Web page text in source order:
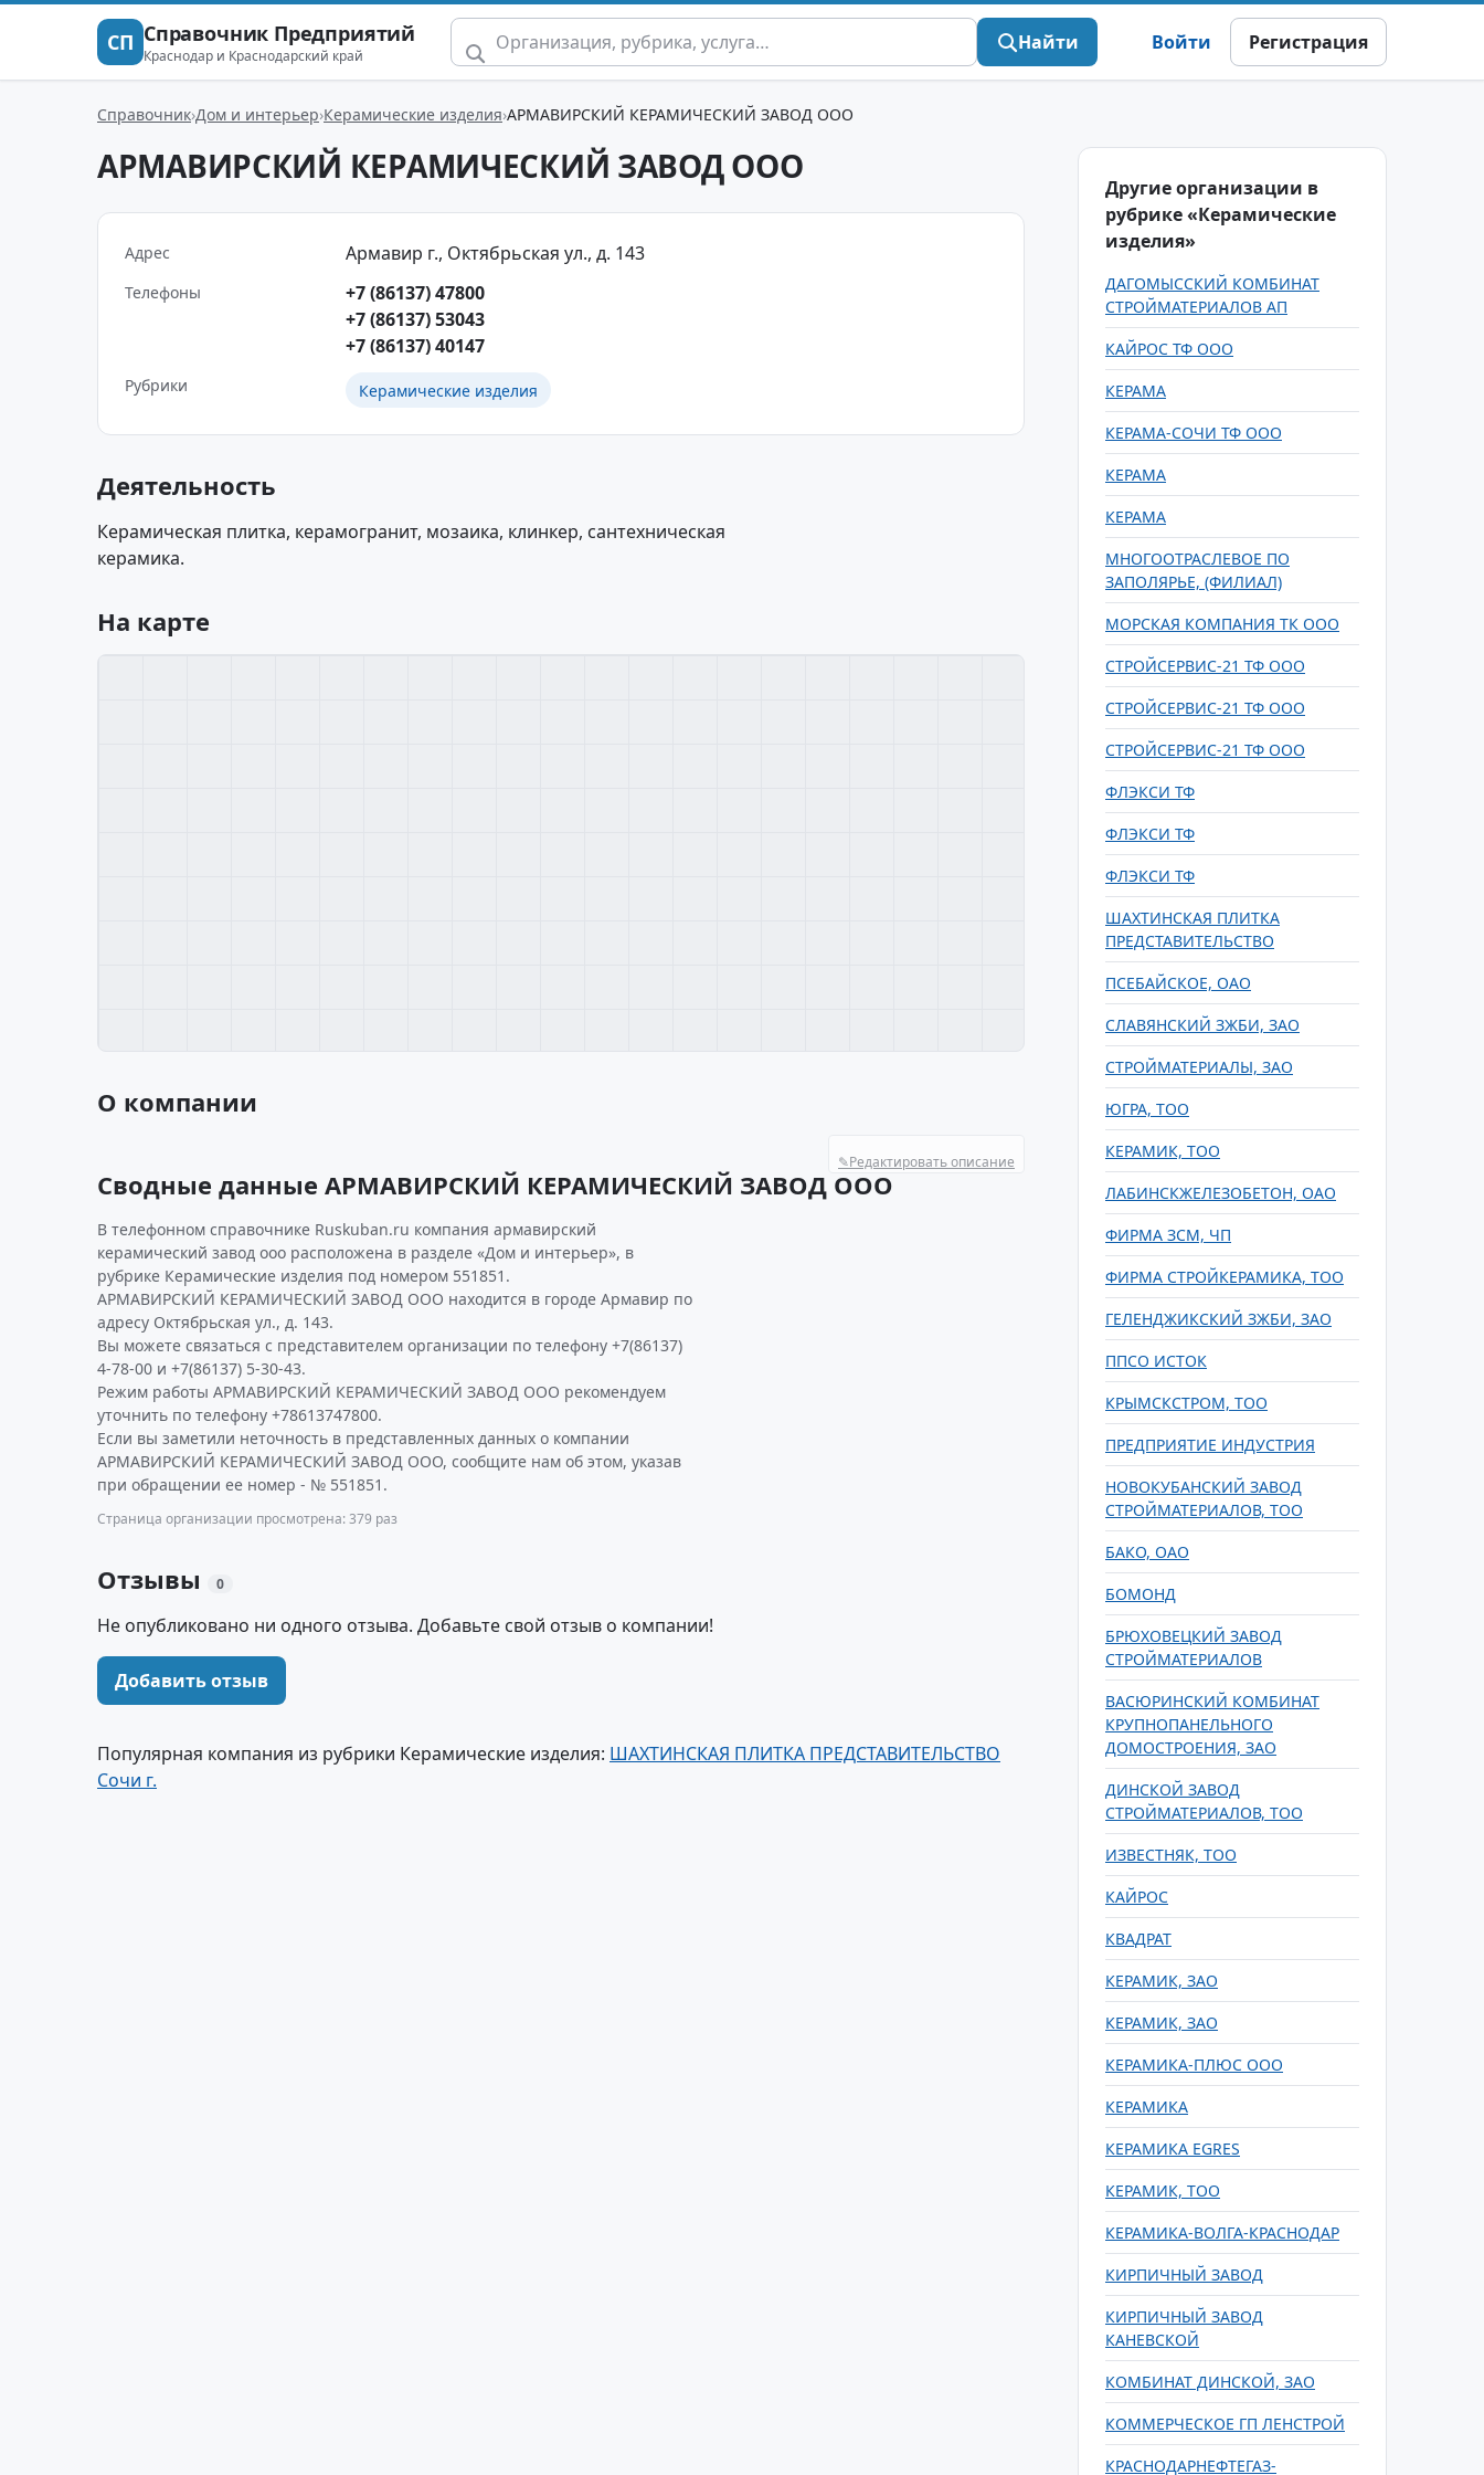
СП Справочник Предприятий
Краснодар и Краснодарский край
Найти Войти Регистрация
Справочник Дом и интерьер Керамические изделия АРМАВИРСКИЙ КЕРАМИЧЕСКИЙ ЗАВОД ООО
АРМАВИРСКИЙ КЕРАМИЧЕСКИЙ ЗАВОД ООО
Адрес Армавир г., Октябрьская ул., д. 143
Телефоны
+7 (86137) 47800
+7 (86137) 53043
+7 (86137) 40147
Рубрики Керамические изделия
Деятельность
Керамическая плитка, керамогранит, мозаика, клинкер, сантехническая
керамика.
На карте
О компании
✎Редактировать описание
Сводные данные АРМАВИРСКИЙ КЕРАМИЧЕСКИЙ ЗАВОД ООО
В телефонном справочнике Ruskuban.ru компания армавирский
керамический завод ооо расположена в разделе «Дом и интерьер», в
рубрике Керамические изделия под номером 551851.
АРМАВИРСКИЙ КЕРАМИЧЕСКИЙ ЗАВОД ООО находится в городе Армавир по
адресу Октябрьская ул., д. 143.
Вы можете связаться с представителем организации по телефону +7(86137)
4-78-00 и +7(86137) 5-30-43.
Режим работы АРМАВИРСКИЙ КЕРАМИЧЕСКИЙ ЗАВОД ООО рекомендуем
уточнить по телефону +78613747800.
Если вы заметили неточность в представленных данных о компании
АРМАВИРСКИЙ КЕРАМИЧЕСКИЙ ЗАВОД ООО, сообщите нам об этом, указав
при обращении ее номер - № 551851.
Страница организации просмотрена: 379 раз
Отзывы 0
Не опубликовано ни одного отзыва. Добавьте свой отзыв о компании!
Добавить отзыв
Популярная компания из рубрики Керамические изделия: ШАХТИНСКАЯ ПЛИТКА ПРЕДСТАВИТЕЛЬСТВО
Сочи г.
Другие организации в
рубрике «Керамические
изделия»
ДАГОМЫССКИЙ КОМБИНАТ
СТРОЙМАТЕРИАЛОВ АП
КАЙРОС ТФ ООО
КЕРАМА
КЕРАМА-СОЧИ ТФ ООО
КЕРАМА
КЕРАМА
МНОГООТРАСЛЕВОЕ ПО
ЗАПОЛЯРЬЕ, (ФИЛИАЛ)
МОРСКАЯ КОМПАНИЯ ТК ООО
СТРОЙСЕРВИС-21 ТФ ООО
СТРОЙСЕРВИС-21 ТФ ООО
СТРОЙСЕРВИС-21 ТФ ООО
ФЛЭКСИ ТФ
ФЛЭКСИ ТФ
ФЛЭКСИ ТФ
ШАХТИНСКАЯ ПЛИТКА
ПРЕДСТАВИТЕЛЬСТВО
ПСЕБАЙСКОЕ, ОАО
СЛАВЯНСКИЙ ЗЖБИ, ЗАО
СТРОЙМАТЕРИАЛЫ, ЗАО
ЮГРА, ТОО
КЕРАМИК, ТОО
ЛАБИНСКЖЕЛЕЗОБЕТОН, ОАО
ФИРМА ЗСМ, ЧП
ФИРМА СТРОЙКЕРАМИКА, ТОО
ГЕЛЕНДЖИКСКИЙ ЗЖБИ, ЗАО
ППСО ИСТОК
КРЫМСКСТРОМ, ТОО
ПРЕДПРИЯТИЕ ИНДУСТРИЯ
НОВОКУБАНСКИЙ ЗАВОД
СТРОЙМАТЕРИАЛОВ, ТОО
БАКО, ОАО
БОМОНД
БРЮХОВЕЦКИЙ ЗАВОД
СТРОЙМАТЕРИАЛОВ
ВАСЮРИНСКИЙ КОМБИНАТ
КРУПНОПАНЕЛЬНОГО
ДОМОСТРОЕНИЯ, ЗАО
ДИНСКОЙ ЗАВОД
СТРОЙМАТЕРИАЛОВ, ТОО
ИЗВЕСТНЯК, ТОО
КАЙРОС
КВАДРАТ
КЕРАМИК, ЗАО
КЕРАМИК, ЗАО
КЕРАМИКА-ПЛЮС ООО
КЕРАМИКА
КЕРАМИКА EGRES
КЕРАМИК, ТОО
КЕРАМИКА-ВОЛГА-КРАСНОДАР
КИРПИЧНЫЙ ЗАВОД
КИРПИЧНЫЙ ЗАВОД
КАНЕВСКОЙ
КОМБИНАТ ДИНСКОЙ, ЗАО
КОММЕРЧЕСКОЕ ГП ЛЕНСТРОЙ
КРАСНОДАРНЕФТЕГАЗ-